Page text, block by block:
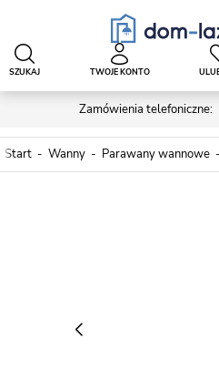
Zamówienia telefoniczne:
SZUKAJ TWOJE KONTO
Start Wanny Parawany wannowe